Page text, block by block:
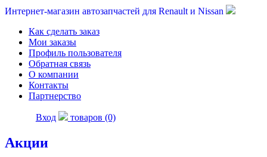
Интернет-магазин автозапчастей для Renault и Nissan
Как сделать заказ
Мои заказы
Профиль пользователя
Обратная связь
О компании
Контакты
Партнерство
Вход товаров (0)
Акции